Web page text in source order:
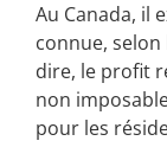
Au Canada, il
connue, selon
dire, le profit
non
pour les